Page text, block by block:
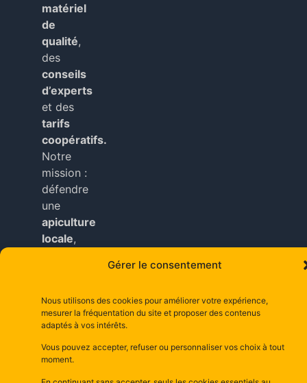
Gérer le consentement
Nous utilisons des cookies pour améliorer votre expérience,
mesurer la fréquentation du site et proposer des contenus
adaptés à vos intérêts.
Vous pouvez accepter, refuser ou personnaliser vos choix à tout
moment.
matériel
de
qualité,
des
conseils
d’experts
et des
tarifs
coopératifs.
Notre
mission :
défendre
une
apiculture
locale,
à tous
nos